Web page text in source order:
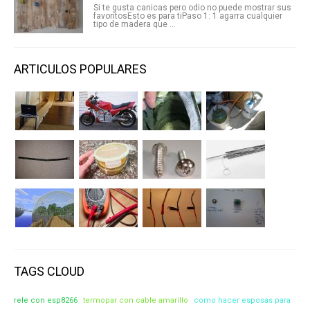
Si te gusta canicas pero odio no puede mostrar sus
favoritosEsto es para tiPaso 1: 1 agarra cualquier
tipo de madera que ...
ARTICULOS POPULARES
TAGS CLOUD
rele con esp8266 termopar con cable amarillo como hacer esposas para